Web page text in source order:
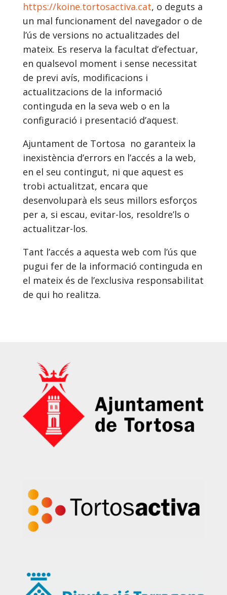
https://koine.tortosactiva.cat, o deguts a
un mal funcionament del navegador o de
l’ús de versions no actualitzades del
mateix. Es reserva la facultat d’efectuar,
en qualsevol moment i sense necessitat
de previ avís, modificacions i
actualitzacions de la informació
continguda en la seva web o en la
configuració i presentació d’aquest.
Ajuntament de Tortosa no garanteix la
inexistència d’errors en l’accés a la web,
en el seu contingut, ni que aquest es
trobi actualitzat, encara que
desenvoluparà els seus millors esforços
per a, si escau, evitar-los, resoldre’ls o
actualitzar-los.
Tant l’accés a aquesta web com l’ús que
pugui fer de la informació continguda en
el mateix és de l’exclusiva responsabilitat
de qui ho realitza.